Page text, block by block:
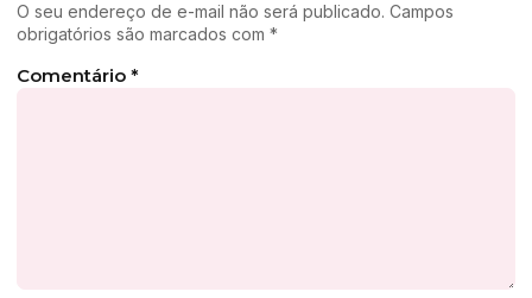
O seu endereço de e-mail não será publicado. Campos
obrigatórios são marcados com *
Comentário *